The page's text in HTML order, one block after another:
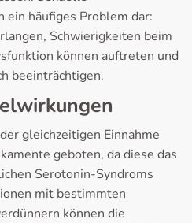
häufiges Problem dar:
Schwierigkeiten beim
können auftreten und
beeinträchtigen.
gleichzeitigen Einnahme
geboten, da diese das
Serotonin-Syndroms
mit bestimmten
können die